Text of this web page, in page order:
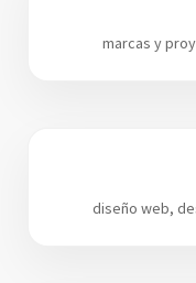
marcas y
diseño web,